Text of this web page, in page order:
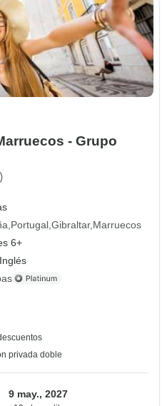
- Grupo
Portugal Gibraltar Marruecos
6+
privada doble
9 may., 2027